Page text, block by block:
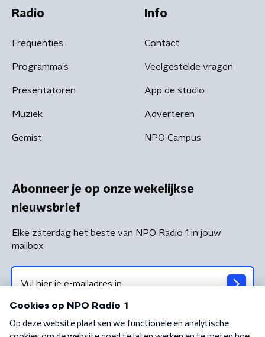
Radio
Frequenties
Programma's
Presentatoren
Muziek
Gemist
Info
Contact
Veelgestelde vragen
App de studio
Adverteren
NPO Campus
Abonneer je op onze wekelijkse
nieuwsbrief
Elke zaterdag het beste van NPO Radio 1 in jouw
mailbox